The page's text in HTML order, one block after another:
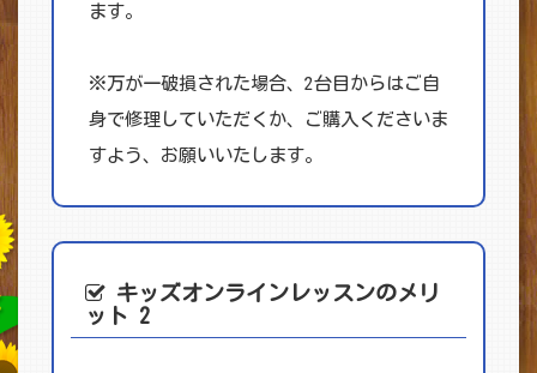
ます。
※万が一破損された場合、2台目からはご自
身で修理していただくか、ご購入くださいま
すよう、お願いいたします。
キッズオンライン レッスンのメリ
ット 2